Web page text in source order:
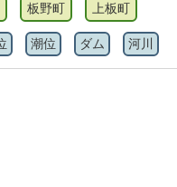
板野町 上板町
潮位 ダム 河川